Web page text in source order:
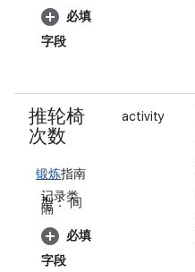
必填
字段
推轮椅
次数
锻炼指南
记录类
型：间
隔
必填
字段
activity